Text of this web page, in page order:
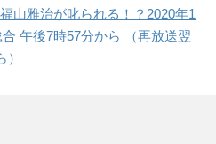
山雅治が叱られる！？2020年1
午後7時57分から （再放送翌